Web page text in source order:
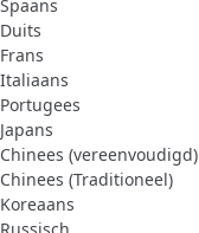
Spaans
Duits
Frans
Italiaans
Portugees
Japans
Chinees (vereenvoudigd)
Chinees (Traditioneel)
Koreaans
Russisch